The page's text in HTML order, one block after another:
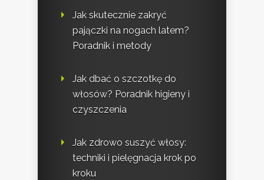
Jak skutecznie zakryć
pajączki na nogach latem?
Poradnik i metody
Jak dbać o szczotkę do
włosów? Poradnik higieny i
czyszczenia
Jak zdrowo suszyć włosy:
techniki i pielęgnacja krok po
kroku